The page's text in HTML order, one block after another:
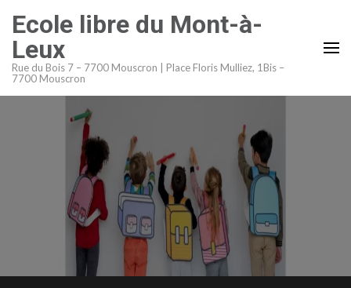
au
contenu
(Pressez
Entrée)
Ecole libre du Mont-à-
Leux
Rue du Bois 7 – 7700 Mouscron | Place Floris Mulliez, 1Bis –
7700 Mouscron